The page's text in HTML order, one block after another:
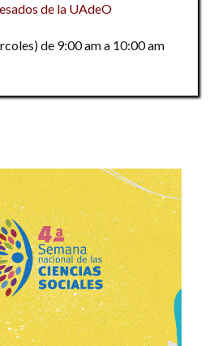
de la UAdeO
de 9:00 am a 10:00 am